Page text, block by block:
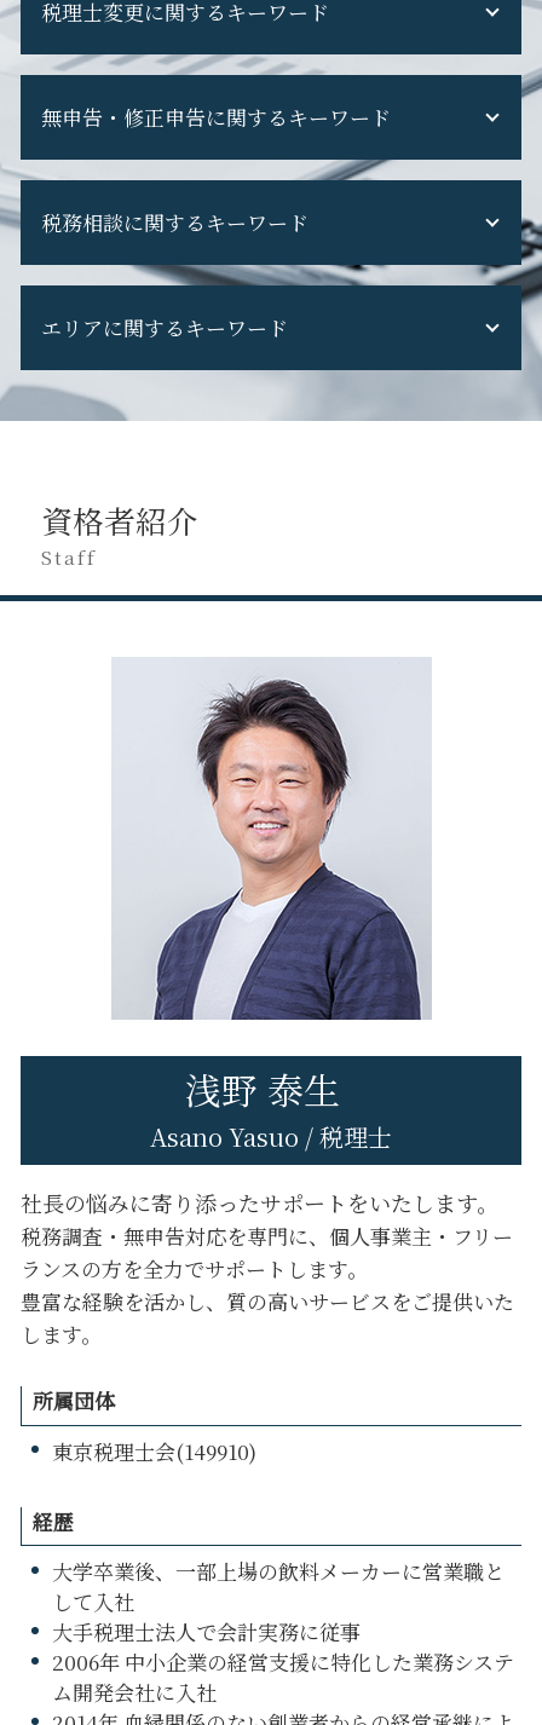
税務調査 重加算税
税務調査 税理士 なし
税務調査 怖い
税務調査 期間
税務調査 当日
税務調査 修正申告 断る
税務調査 国税OB
税務調査 追徴課税
税務調査 現金商売
税務調査 立会い
税務調査 選ばれる 理由
税務調査 費用
税務調査 通知 来た
税理士変更に関するキーワード
税理士変更 利用者識別番号
税理士交代時 契約内容
税理士変更 電子申告
機密 文書 回収
税理士 を 変え たい
税理士 選び方
税理士変更 メリット
税理士 変える 理由
税理士 を 変える 時
税理士変更 タイミング
税理士交代 注意点
税理士変更 e-tax
税理士 を 変える デメリット
無申告・修正申告に関するキーワード
修正申告 税理士 費用
無申告 時効
無申告 相談
修正申告 ペナルティ
無申告 税理士
無申告 バレる
確定申告 忘れた
無申告 自主申告
申告漏れ バレる
無申告加算税 計算
修正申告 やり方
税務相談に関するキーワード
法人税 赤字の場合
税務申告 決算
税務申告 決算確定日
税務調査 タイミング
税務調査 対策
法人 税務相談
税務相談 税理士
税務申告とは 法人
税務相談 独占業務
税務調査 相続税
個人事業主 確定申告
エリアに関するキーワード
府中市 創業支援
日野市 創業支援
日野市 税務調査 対応
府中市 税務申告
府中市 税務相談
立川市 経営コンサル
八王子市 税務相談
八王子市 事業計画
府中市 税理士変更
立川市 法人税務
立川市 会社設立
八王子市 経営コンサル
資格者紹介
Staff
浅野 泰生
Asano Yasuo / 税理士
社長の悩みに寄り添ったサポートをいたします。
税務調査・無申告対応を専門に、個人事業主・フリー
ランスの方を全力でサポートします。
豊富な経験を活かし、質の高いサービスをご提供いた
します。
所属団体
東京税理士会(149910)
経歴
大学卒業後、一部上場の飲料メーカーに営業職と
して入社
大手税理士法人で会計実務に従事
2006年 中小企業の経営支援に特化した業務システ
ム開発会社に入社